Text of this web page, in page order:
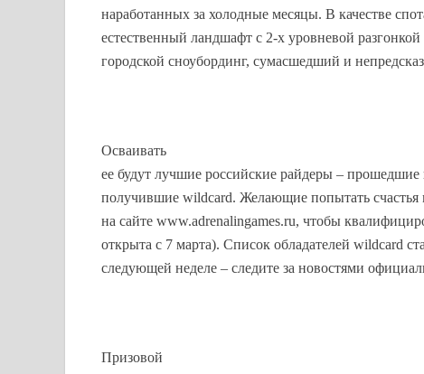
наработанных за холодные месяцы. В качестве
естественный ландшафт с 2-х уровневой
городской сноубординг, сумасшедший и
Осваивать
ее будут лучшие российские райдеры –
получившие wildcard. Желающие попытать счастья
на сайте www.adrenalingames.ru, чтобы
открыта с 7 марта). Список обладателей wildcard
следующей неделе – следите за новостями
Призовой